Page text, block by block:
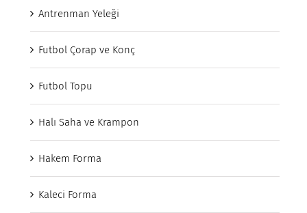
Antrenman Yeleği
Futbol Çorap ve Konç
Futbol Topu
Halı Saha ve Krampon
Hakem Forma
Kaleci Forma